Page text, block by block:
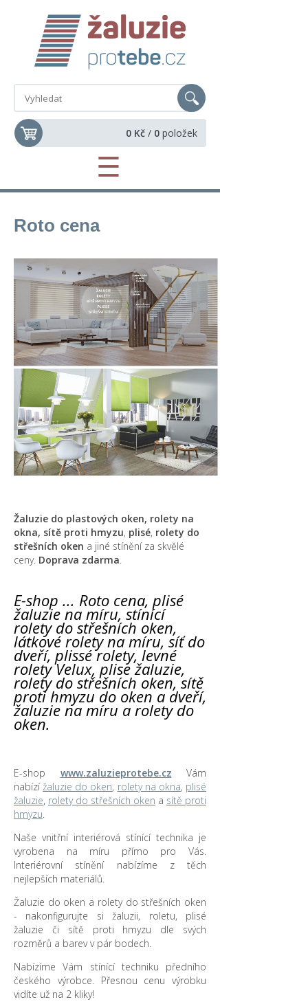
0 Kč / 0 položek
☰
Roto cena
Žaluzie do plastových oken, rolety na
okna, sítě proti hmyzu, plisé, rolety do
střešních oken a jiné stínění za skvělé
ceny. Doprava zdarma.
E-shop ... Roto cena, plisé
žaluzie na míru, stínící
rolety do střešních oken,
látkové rolety na míru, síť do
dveří, plissé rolety, levné
rolety Velux, plise žaluzie,
rolety do střešních oken, sítě
proti hmyzu do oken a dveří,
žaluzie na míru a rolety do
oken.
E-shop www.zaluzieprotebe.cz Vám
nabízížaluzie do oken, rolety na okna, plisé
žaluzie, rolety do střešních oken a sítě proti
hmyzu.
Naše vnitřní interiérová stínící technika je
vyrobena na míru přímo pro Vás.
Interiérovní stínění nabízíme z těch
nejlepších materiálů.
Žaluzie do oken a rolety do střešních oken
- nakonfigurujte si žaluzii, roletu, plisé
žaluzie či sítě proti hmyzu dle svých
rozměrů a barev v pár bodech.
Nabízíme Vám stínící techniku předního
českého výrobce. Přesnou cenu výrobku
vidíte už na 2 kliky!